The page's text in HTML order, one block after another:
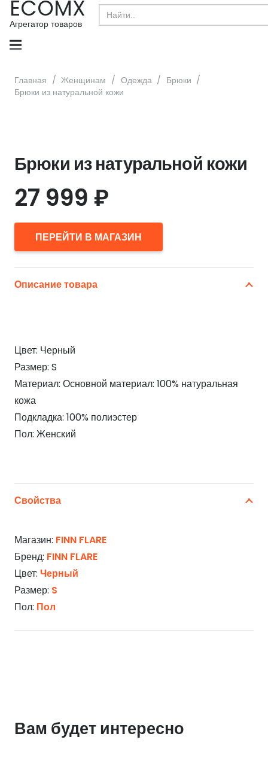
ECOMX
Агрегатор товаров
Search
for:
Главная / Женщинам / Одежда / Брюки /
Брюки из натуральной кожи
Брюки из натуральной кожи
27 999 ₽
ПЕРЕЙТИ В МАГАЗИН
Описание товара
Цвет: Черный
Размер: S
Материал: Основной материал: 100% натуральная
кожа
Подкладка: 100% полиэстер
Пол: Женский
Свойства
Магазин: FINN FLARE
Бренд: FINN FLARE
Цвет: Черный
Размер: S
Пол: Пол
Вам будет интересно